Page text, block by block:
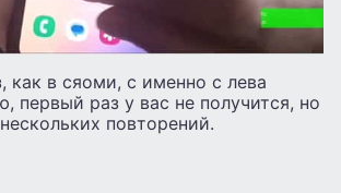
как в сяоми, с именно с лева
первый раз у вас не получится, но
повторений.